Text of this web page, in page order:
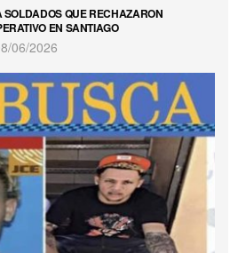
SOLDADOS QUE RECHAZARON
EN SANTIAGO
06/2026